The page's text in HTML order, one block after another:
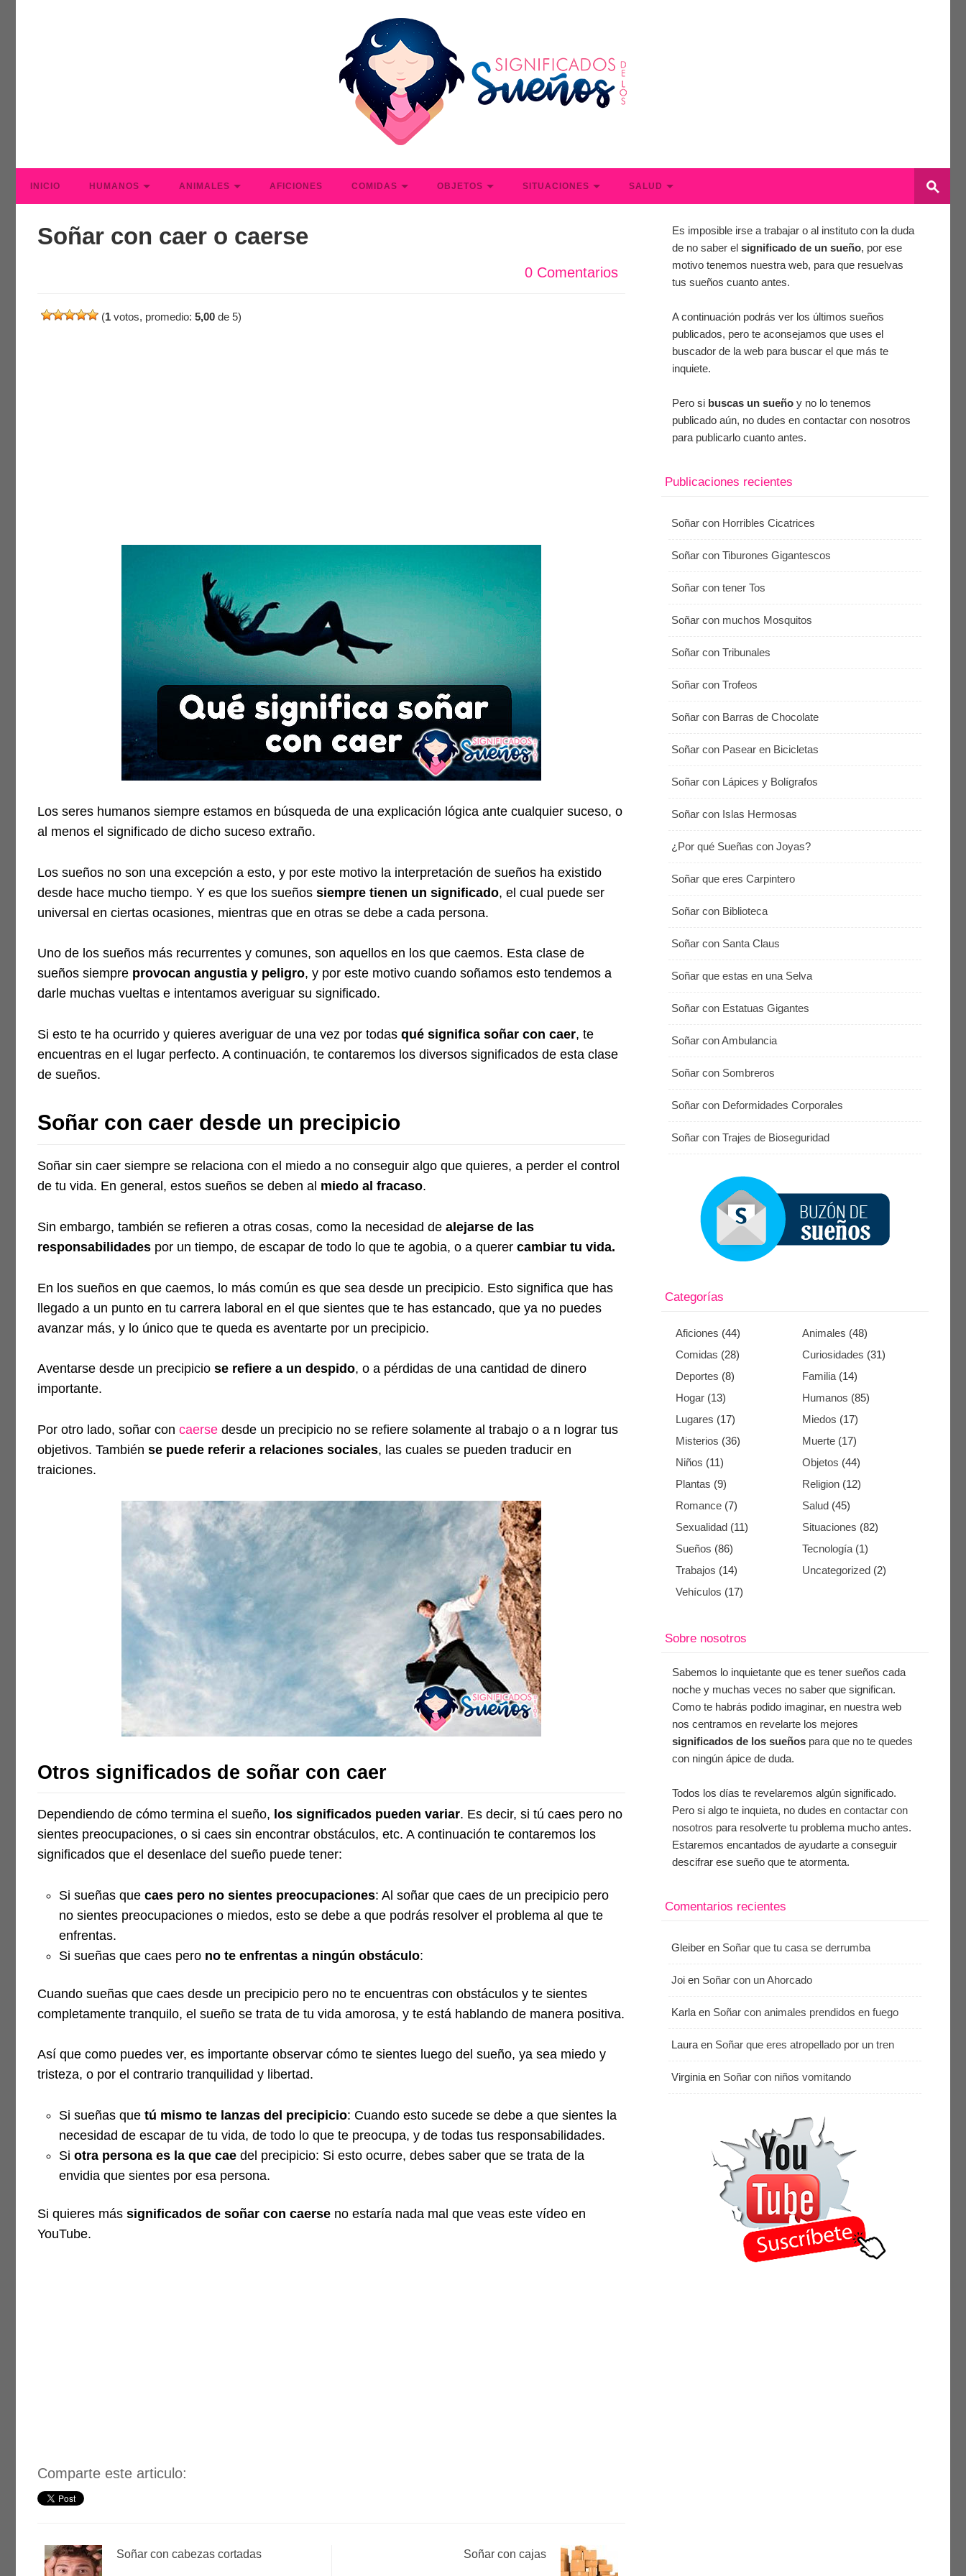
INICIO HUMANOS ANIMALES AFICIONES COMIDAS OBJETOS SITUACIONES SALUD
Soñar con caer o caerse
0 Comentarios
(1 votos, promedio: 5,00 de 5)
Los seres humanos siempre estamos en búsqueda de una explicación lógica ante cualquier suceso, o
al menos el significado de dicho suceso extraño.
Los sueños no son una excepción a esto, y por este motivo la interpretación de sueños ha existido
desde hace mucho tiempo. Y es que los sueños siempre tienen un significado, el cual puede ser
universal en ciertas ocasiones, mientras que en otras se debe a cada persona.
Uno de los sueños más recurrentes y comunes, son aquellos en los que caemos. Esta clase de
sueños siempre provocan angustia y peligro, y por este motivo cuando soñamos esto tendemos a
darle muchas vueltas e intentamos averiguar su significado.
Si esto te ha ocurrido y quieres averiguar de una vez por todas qué significa soñar con caer, te
encuentras en el lugar perfecto. A continuación, te contaremos los diversos significados de esta clase
de sueños.
Soñar con caer desde un precipicio
Soñar sin caer siempre se relaciona con el miedo a no conseguir algo que quieres, a perder el control
de tu vida. En general, estos sueños se deben al miedo al fracaso.
Sin embargo, también se refieren a otras cosas, como la necesidad de alejarse de las
responsabilidades por un tiempo, de escapar de todo lo que te agobia, o a querer cambiar tu vida.
En los sueños en que caemos, lo más común es que sea desde un precipicio. Esto significa que has
llegado a un punto en tu carrera laboral en el que sientes que te has estancado, que ya no puedes
avanzar más, y lo único que te queda es aventarte por un precipicio.
Aventarse desde un precipicio se refiere a un despido, o a pérdidas de una cantidad de dinero
importante.
Por otro lado, soñar con caerse desde un precipicio no se refiere solamente al trabajo o a n lograr tus
objetivos. También se puede referir a relaciones sociales, las cuales se pueden traducir en
traiciones.
Otros significados de soñar con caer
Dependiendo de cómo termina el sueño, los significados pueden variar. Es decir, si tú caes pero no
sientes preocupaciones, o si caes sin encontrar obstáculos, etc. A continuación te contaremos los
significados que el desenlace del sueño puede tener:
Si sueñas que caes pero no sientes preocupaciones: Al soñar que caes de un precipicio pero
no sientes preocupaciones o miedos, esto se debe a que podrás resolver el problema al que te
enfrentas.
Si sueñas que caes pero no te enfrentas a ningún obstáculo:
Cuando sueñas que caes desde un precipicio pero no te encuentras con obstáculos y te sientes
completamente tranquilo, el sueño se trata de tu vida amorosa, y te está hablando de manera positiva.
Así que como puedes ver, es importante observar cómo te sientes luego del sueño, ya sea miedo y
tristeza, o por el contrario tranquilidad y libertad.
Si sueñas que tú mismo te lanzas del precipicio: Cuando esto sucede se debe a que sientes la
necesidad de escapar de tu vida, de todo lo que te preocupa, y de todas tus responsabilidades.
Si otra persona es la que cae del precipicio: Si esto ocurre, debes saber que se trata de la
envidia que sientes por esa persona.
Si quieres más significados de soñar con caerse no estaría nada mal que veas este vídeo en
YouTube.
Comparte este articulo:
Soñar con cabezas cortadas Soñar con cajas
Es imposible irse a trabajar o al instituto con la duda
de no saber el significado de un sueño, por ese
motivo tenemos nuestra web, para que resuelvas
tus sueños cuanto antes.
A continuación podrás ver los últimos sueños
publicados, pero te aconsejamos que uses el
buscador de la web para buscar el que más te
inquiete.
Pero si buscas un sueño y no lo tenemos
publicado aún, no dudes en contactar con nosotros
para publicarlo cuanto antes.
Publicaciones recientes
Soñar con Horribles Cicatrices
Soñar con Tiburones Gigantescos
Soñar con tener Tos
Soñar con muchos Mosquitos
Soñar con Tribunales
Soñar con Trofeos
Soñar con Barras de Chocolate
Soñar con Pasear en Bicicletas
Soñar con Lápices y Bolígrafos
Soñar con Islas Hermosas
¿Por qué Sueñas con Joyas?
Soñar que eres Carpintero
Soñar con Biblioteca
Soñar con Santa Claus
Soñar que estas en una Selva
Soñar con Estatuas Gigantes
Soñar con Ambulancia
Soñar con Sombreros
Soñar con Deformidades Corporales
Soñar con Trajes de Bioseguridad
Categorías
Aficiones (44) Animales (48)
Comidas (28) Curiosidades (31)
Deportes (8) Familia (14)
Hogar (13) Humanos (85)
Lugares (17) Miedos (17)
Misterios (36) Muerte (17)
Niños (11) Objetos (44)
Plantas (9) Religion (12)
Romance (7) Salud (45)
Sexualidad (11) Situaciones (82)
Sueños (86) Tecnología (1)
Trabajos (14) Uncategorized (2)
Vehículos (17)
Sobre nosotros
Sabemos lo inquietante que es tener sueños cada
noche y muchas veces no saber que significan.
Como te habrás podido imaginar, en nuestra web
nos centramos en revelarte los mejores
significados de los sueños para que no te quedes
con ningún ápice de duda.
Todos los días te revelaremos algún significado.
Pero si algo te inquieta, no dudes en contactar con
nosotros para resolverte tu problema mucho antes.
Estaremos encantados de ayudarte a conseguir
descifrar ese sueño que te atormenta.
Comentarios recientes
Gleiber en Soñar que tu casa se derrumba
Joi en Soñar con un Ahorcado
Karla en Soñar con animales prendidos en fuego
Laura en Soñar que eres atropellado por un tren
Virginia en Soñar con niños vomitando